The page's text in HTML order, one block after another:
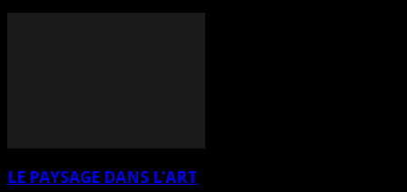
LE PAYSAGE DANS L’ART